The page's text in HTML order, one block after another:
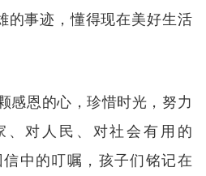
的事迹，懂得现在美好生活
感恩的心，珍惜时光，努力
、对人民、对社会有用的
中的叮嘱，孩子们铭记在